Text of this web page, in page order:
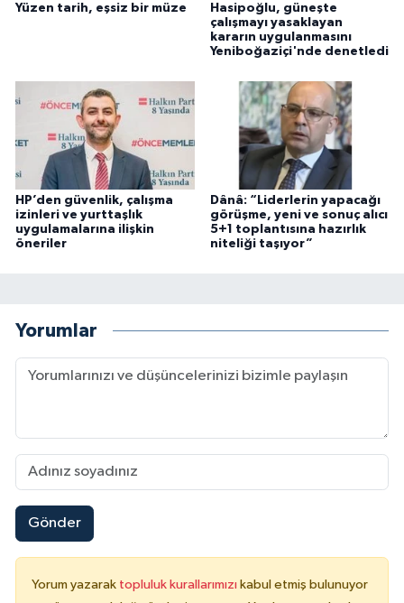
Yüzen tarih, eşsiz bir müze
Hasipoğlu, güneşte
çalışmayı yasaklayan
kararın uygulanmasını
Yeniboğaziçi'nde denetledi
HP’den güvenlik, çalışma
izinleri ve yurttaşlık
uygulamalarına ilişkin
öneriler
Dânâ: “Liderlerin yapacağı
görüşme, yeni ve sonuç alıcı
5+1 toplantısına hazırlık
niteliği taşıyor”
Yorumlar
Gönder
Yorum yazarak topluluk kurallarımızı kabul etmiş bulunuyor